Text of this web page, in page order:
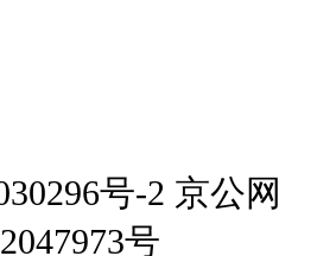
号-2 京公网
号